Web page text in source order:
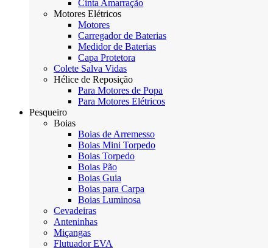
Cinta Amarração
Motores Elétricos
Motores
Carregador de Baterias
Medidor de Baterias
Capa Protetora
Colete Salva Vidas
Hélice de Reposição
Para Motores de Popa
Para Motores Elétricos
Pesqueiro
Boias
Boias de Arremesso
Boias Mini Torpedo
Boias Torpedo
Boias Pão
Boias Guia
Boias para Carpa
Boias Luminosa
Cevadeiras
Anteninhas
Miçangas
Flutuador EVA